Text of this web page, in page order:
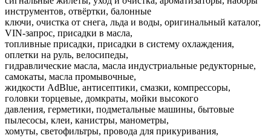
инструментов, отвёртки, балонные
ключи, очистка от снега, льда и воды, оригинальный каталог,
VIN-запрос, присадки в масла,
топливные присадки, присадки в систему охлаждения,
оплетки на руль, велосипеды,
гидравлические масла, масла индустриальные редукторные,
самокаты, масла промывочные,
жидкости AdBlue, антисептики, смазки, компрессоры,
головки торцевые, домкраты, мойки высокого
давления, герметики, подметальные машины, бытовые
пылесосы, клеи, канистры, манометры,
хомуты, светофильтры, провода для прикуривания,